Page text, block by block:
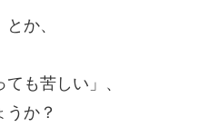
か、
も苦しい」、
か？